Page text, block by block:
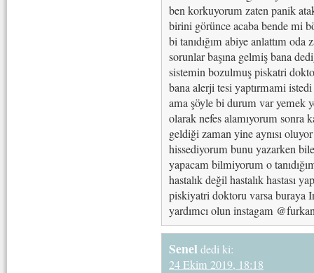
ben korkuyorum zaten panik
birini görünce acaba bende mi
bi tanıdığım abiye anlattım
sorunlar başına gelmiş bana
sistemin bozulmuş piskatri
bana alerji tesi yaptırmami
ama şöyle bi durum var yemek
olarak nefes alamıyorum sonra
geldiği zaman yine aynısı
hissediyorum bunu yazarken
yapacam bilmiyorum o
hastalık değil hastalık hastası
piskiyatri doktoru varsa buraya
yardımcı olun instagam
Senel dedi ki:
24 Ekim 2019, 18:18